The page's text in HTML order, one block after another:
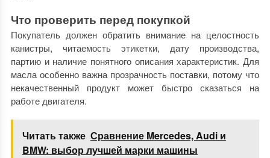
Что проверить перед покупкой
Покупатель должен обратить внимание на целостность
канистры, читаемость этикетки, дату производства,
партию и наличие понятного описания характеристик. Для
масла особенно важна прозрачность поставки, потому что
некачественный продукт может быстро сказаться на
работе двигателя.
Читать также Сравнение Mercedes, Audi и
BMW: выбор лучшей марки машины